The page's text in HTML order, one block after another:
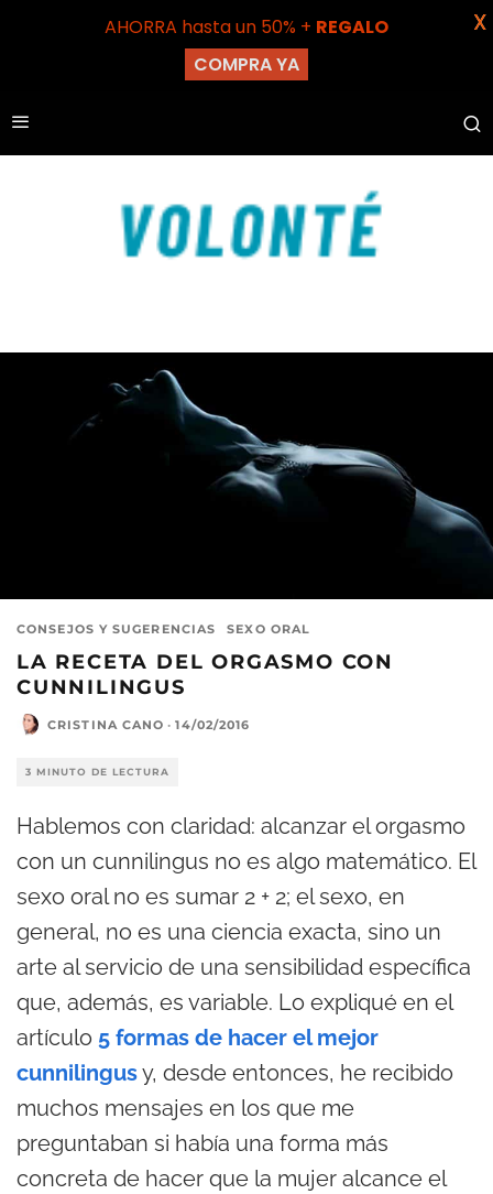
CONSEJOS Y SUGERENCIAS SEXO ORAL
LA RECETA DEL ORGASMO CON
CUNNILINGUS
CRISTINA CANO · 14/02/2016
3 MINUTO DE LECTURA
Hablemos con claridad: alcanzar el orgasmo
con un cunnilingus no es algo matemático. El
sexo oral no es sumar 2 + 2; el sexo, en
general, no es una ciencia exacta, sino un
arte al servicio de una sensibilidad específica
que, además, es variable. Lo expliqué en el
artículo 5 formas de hacer el mejor
cunnilingusy, desde entonces, he recibido
muchos mensajes en los que me
preguntaban si había una forma más
concreta de hacer que la mujer alcance el
AHORRA hasta un 50% + REGALO
COMPRA YA
X